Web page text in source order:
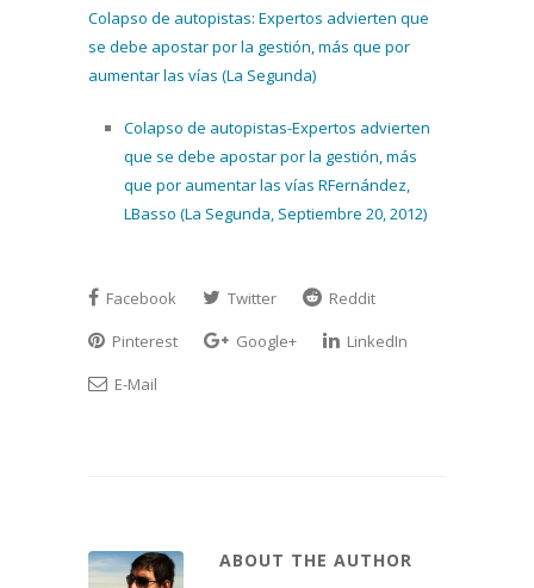
Colapso de autopistas: Expertos advierten que
se debe apostar por la gestión, más que por
aumentar las vías (La Segunda)
Colapso de autopistas-Expertos advierten
que se debe apostar por la gestión, más
que por aumentar las vías RFernández,
LBasso (La Segunda, Septiembre 20, 2012)
Facebook Twitter
Reddit
Pinterest
Google+
LinkedIn
E-Mail
ABOUT THE AUTHOR